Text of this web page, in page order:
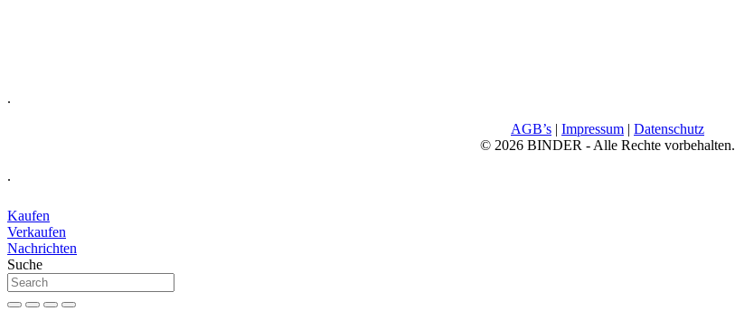
.
AGB’s | Impressum | Datenschutz
© 2026 BINDER - Alle Rechte vorbehalten.
.
Kaufen
Verkaufen
Nachrichten
Suche